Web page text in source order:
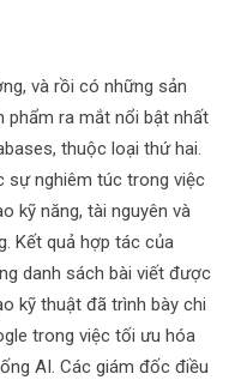
và rồi có những sản
phẩm ra mắt nổi bật nhất
thuộc loại thứ hai.
sự nghiêm túc trong việc
kỹ năng, tài nguyên và
Kết quả hợp tác của
danh sách bài viết được
kỹ thuật đã trình bày chi
trong việc tối ưu hóa
AI. Các giám đốc điều